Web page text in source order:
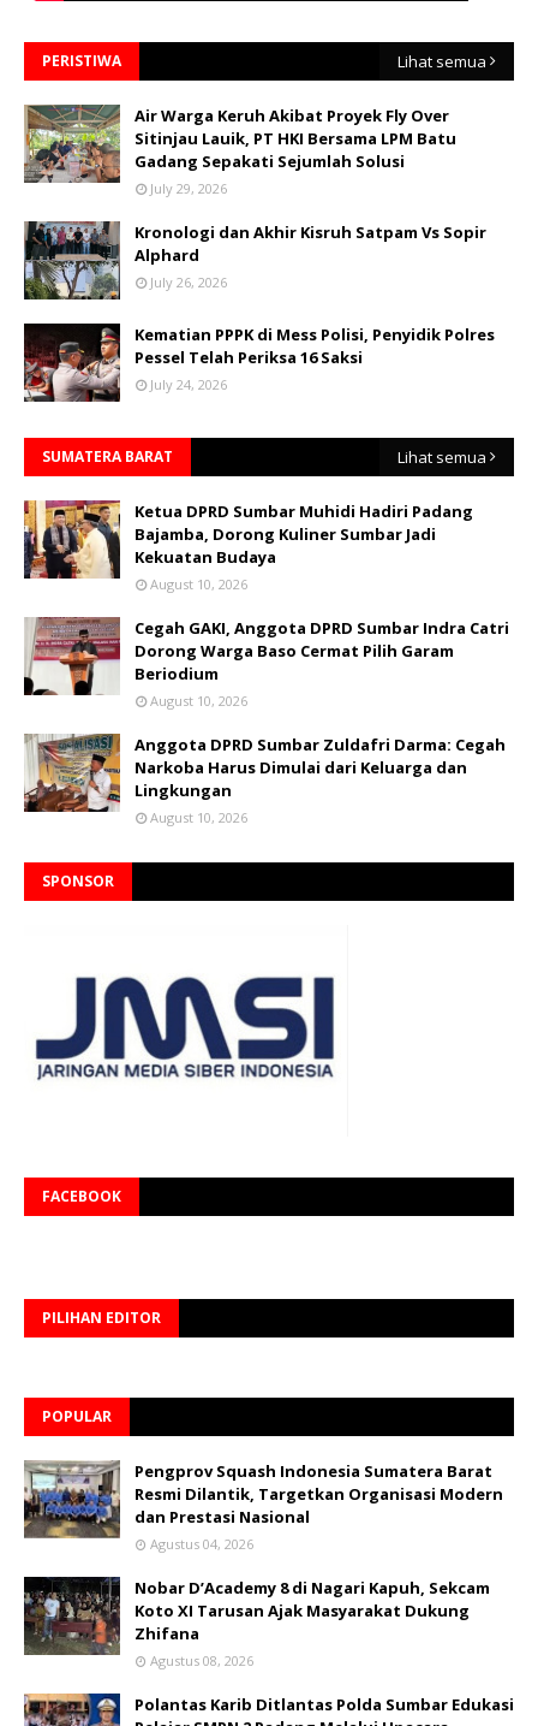
PERISTIWA Lihat semua
Air Warga Keruh Akibat Proyek Fly Over
Sitinjau Lauik, PT HKI Bersama LPM Batu
Gadang Sepakati Sejumlah Solusi
July 29, 2026
Kronologi dan Akhir Kisruh Satpam Vs Sopir
Alphard
July 26, 2026
Kematian PPPK di Mess Polisi, Penyidik Polres
Pessel Telah Periksa 16 Saksi
July 24, 2026
SUMATERA BARAT Lihat semua
Ketua DPRD Sumbar Muhidi Hadiri Padang
Bajamba, Dorong Kuliner Sumbar Jadi
Kekuatan Budaya
August 10, 2026
Cegah GAKI, Anggota DPRD Sumbar Indra Catri
Dorong Warga Baso Cermat Pilih Garam
Beriodium
August 10, 2026
Anggota DPRD Sumbar Zuldafri Darma: Cegah
Narkoba Harus Dimulai dari Keluarga dan
Lingkungan
August 10, 2026
SPONSOR
FACEBOOK
PILIHAN EDITOR
POPULAR
Pengprov Squash Indonesia Sumatera Barat
Resmi Dilantik, Targetkan Organisasi Modern
dan Prestasi Nasional
Agustus 04, 2026
Nobar D’Academy 8 di Nagari Kapuh, Sekcam
Koto XI Tarusan Ajak Masyarakat Dukung
Zhifana
Agustus 08, 2026
Polantas Karib Ditlantas Polda Sumbar Edukasi